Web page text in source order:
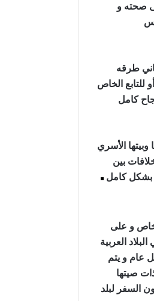
صحته و
طرقه
للتابع الخاص
كامل
الأسري
بين
بشكل كامل
خاص و على
العربية
عام و يتم
صيتها
السفر لبلد